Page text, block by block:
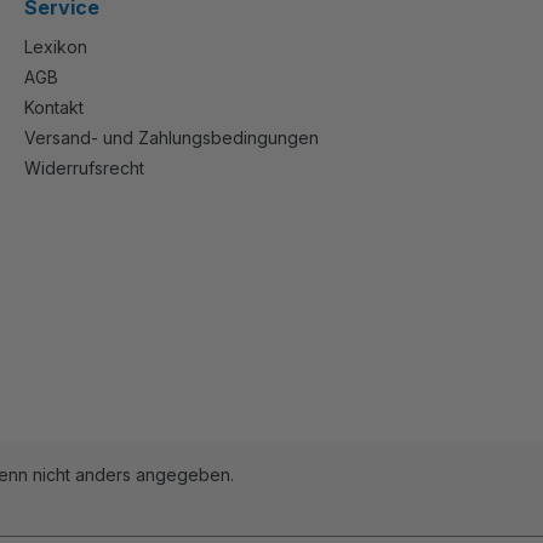
Service
Lexikon
AGB
Kontakt
Versand- und Zahlungsbedingungen
Widerrufsrecht
nicht anders angegeben.